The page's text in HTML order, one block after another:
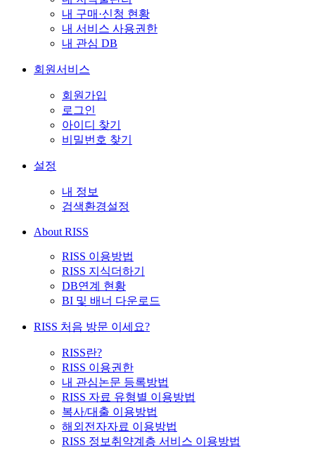
내 구매·신청 현황
내 서비스 사용권한
내 관심 DB
회원서비스
회원가입
로그인
아이디 찾기
비밀번호 찾기
설정
내 정보
검색환경설정
About RISS
RISS 이용방법
RISS 지식더하기
DB연계 현황
BI 및 배너 다운로드
RISS 처음 방문 이세요?
RISS란?
RISS 이용권한
내 관심논문 등록방법
RISS 자료 유형별 이용방법
복사/대출 이용방법
해외전자자료 이용방법
RISS 정보취약계층 서비스 이용방법